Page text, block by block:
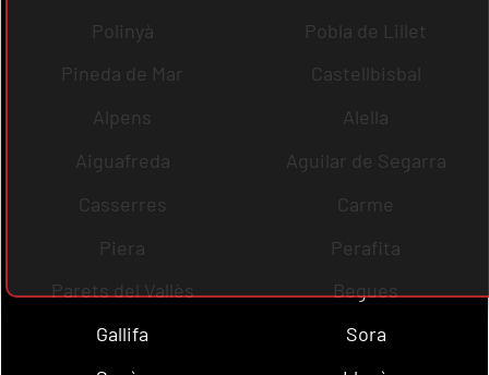
Polinyà
Pobla de Lillet
Pineda de Mar
Castellbisbal
Alpens
Alella
Aiguafreda
Aguilar de Segarra
Casserres
Carme
Piera
Perafita
Parets del Vallès
Begues
Gallifa
Sora